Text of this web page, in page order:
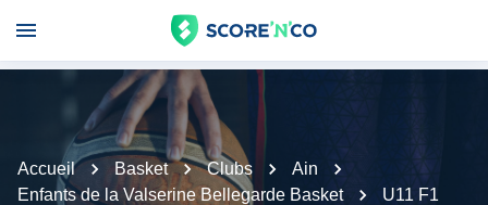
Accueil Basket Clubs
Ain
Enfants de la Valserine Bellegarde Basket
U11 F1